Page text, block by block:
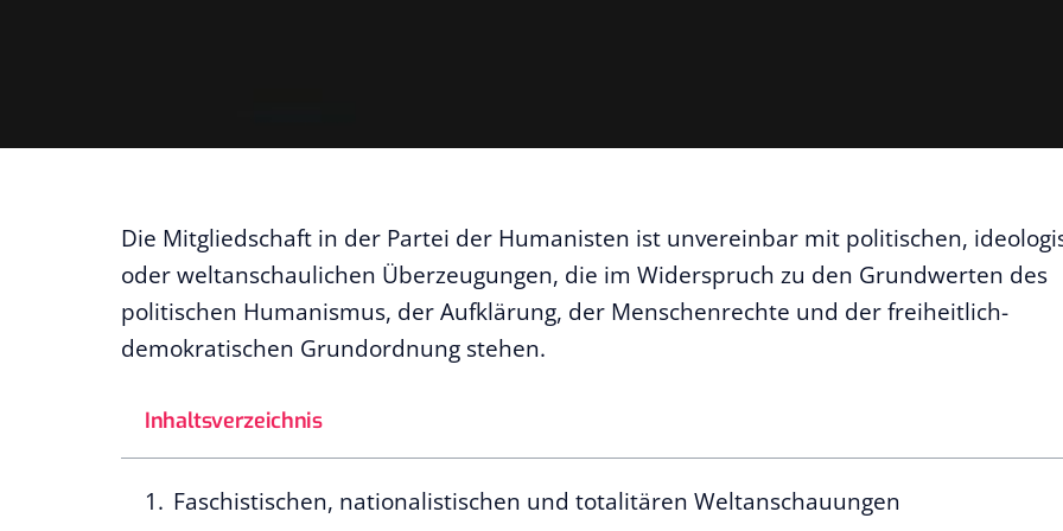
Die Mitgliedschaft in der Partei der Humanisten ist unvereinbar mit politischen,
oder weltanschaulichen Überzeugungen, die im Widerspruch zu den Grundwerten des
politischen Humanismus, der Aufklärung, der Menschenrechte und der freiheitlich-
demokratischen Grundordnung stehen.
Inhaltsverzeichnis
Faschistischen, nationalistischen und totalitären Weltanschauungen